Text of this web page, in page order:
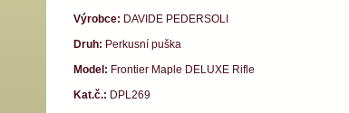
Výrobce: DAVIDE PEDERSOLI
Druh: Perkusní puška
Model: Frontier Maple DELUXE Rifle
Kat.č.: DPL269